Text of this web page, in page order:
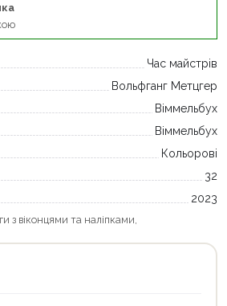
Час майстрів
Вольфганг Метцгер
Віммельбух
Віммельбух
Кольорові
32
2023
з віконцями та наліпками,